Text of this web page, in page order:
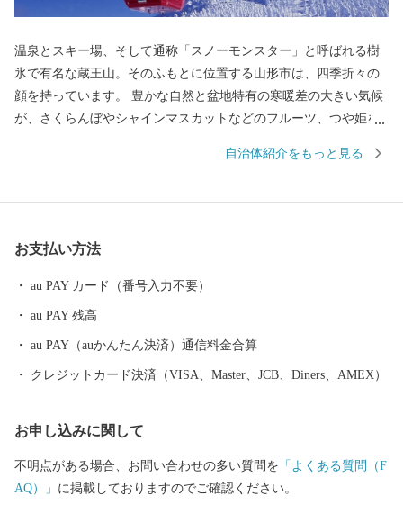
温泉とスキー場、そして通称「スノーモンスター」と呼ばれる樹
氷で有名な蔵王山。そのふもとに位置する山形市は、四季折々の
顔を持っています。 豊かな自然と盆地特有の寒暖差の大きい気候
が、さくらんぼやシャインマスカットなどのフルーツ、つや姫を
どの「山形ブランド」を生み出しています。 街中には商家の蔵や
は山形市が有する映像文化を育む環境が高い評価を受け、日本で
初めて、ユネスコ創造都市ネットワーク映画部門への加盟が認め
である山形交響楽団が活動しています。 平成３１年４月には中核
市に移行し、保健所を開設するなど、県都としても発展を続けて
自治体紹介をもっと見る
お支払い方法
au PAY カード（番号入力不要）
au PAY 残高
au PAY（auかんたん決済）通信料金合算
クレジットカード決済（VISA、Master、JCB、Diners、AMEX）
お申し込みに関して
不明点がある場合、お問い合わせの多い質問を 「よくある質問（F
AQ）」 に掲載しておりますのでご確認ください。